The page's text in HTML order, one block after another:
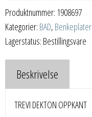
Produktnummer: 1908697
Kategorier: BAD, Benkeplater
Lagerstatus: Bestillingsvare
Beskrivelse
TREVI DEKTON OPPKANT